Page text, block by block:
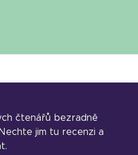
čtenářů bezradně
jim tu recenzi a